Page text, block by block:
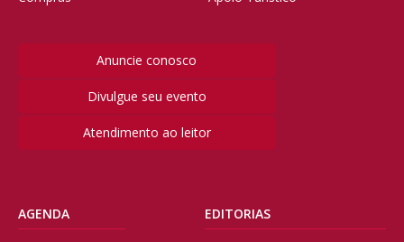
Anuncie conosco
Divulgue seu evento
Atendimento ao leitor
AGENDA EDITORIAS